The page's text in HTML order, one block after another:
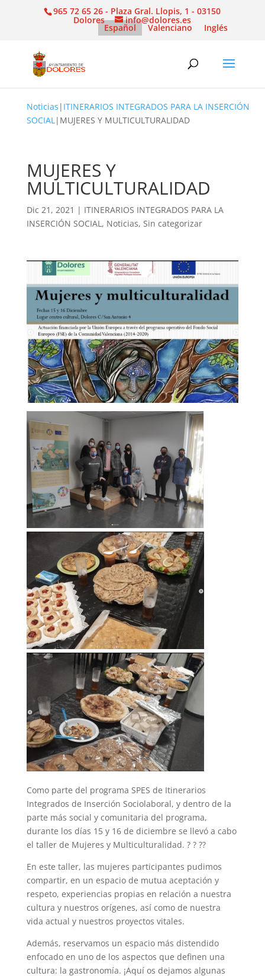
965 72 65 26 - Plaza Gral. Llopis, 1 - 03150
Dolores info@dolores.es
Español Valenciano Inglés
Noticias | ITINERARIOS INTEGRADOS PARA LA INSERCIÓN
SOCIAL| MUJERES Y MULTICULTURALIDAD
MUJERES Y
MULTICULTURALIDAD
Dic 21, 2021 | ITINERARIOS INTEGRADOS PARA LA
INSERCIÓN SOCIAL, Noticias, Sin categorizar
Como parte del programa SPES de Itinerarios
Integrados de Inserción Sociolaboral, y dentro de la
parte más social y comunitaria del programa,
durante los días 15 y 16 de diciembre se llevó a cabo
el taller de Mujeres y Multiculturalidad. ? ? ??
En este taller, las mujeres participantes pudimos
compartir, en un espacio de mutua aceptación y
respeto, experiencias propias en relación a nuestra
cultura y nuestros orígenes, así como de nuestra
vida actual y nuestros proyectos vitales.
Además, reservamos un espacio más distendido
enfocado en uno de los aspectos que definen una
cultura: la gastronomía. ¡Aquí os dejamos algunas